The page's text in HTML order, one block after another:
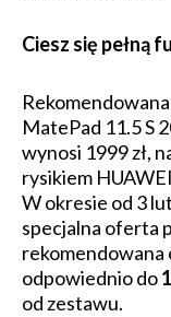
Ciesz się pełną
MatePad 11.5 S
wynosi 1999 zł,
rysikiem
W okresie od 3
specjalna oferta
rekomendowana
odpowiednio do
od zestawu.